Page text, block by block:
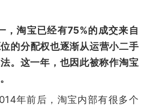
，淘宝已经有75%的成交来自
的分配权也逐渐从运营小二手
。这一年，也因此被称作淘宝
年前后，淘宝内部有很多个